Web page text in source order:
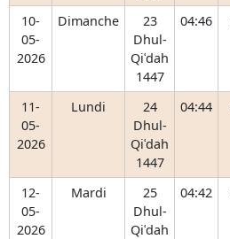
10-
05-
2026
Dimanche
23
Dhul-
Qiʿdah
1447
04:46
11-
05-
2026
Lundi
24
Dhul-
Qiʿdah
1447
04:44
12-
05-
2026
Mardi
25
Dhul-
Qiʿdah
04:42